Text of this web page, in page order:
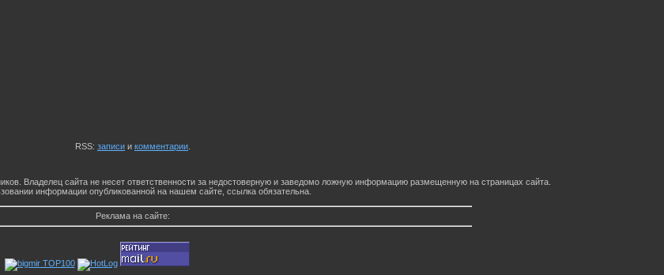
RSS: записи и комментарии
Владелец сайта не несет ответственности за недостоверную и заведомо ложную информацию размещенную на страницах сайта.
информации опубликованной на нашем сайте, ссылка обязательна.
Реклама на сайте: